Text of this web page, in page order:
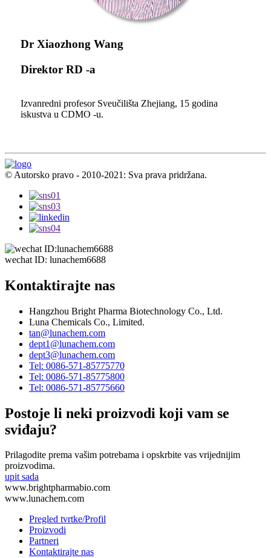
Dr Xiaozhong Wang
Direktor RD -a
Izvanredni profesor Sveučilišta Zhejiang, 15 godina
iskustva u CDMO -u.
© Autorsko pravo - 2010-2021: Sva prava pridržana.
wechat ID: lunachem6688
Kontaktirajte nas
Hangzhou Bright Pharma Biotechnology Co., Ltd.
Luna Chemicals Co., Limited.
tan@lunachem.com
dept1@lunachem.com
dept3@lunachem.com
Tel: 0086-571-85775770
Tel: 0086-571-85775800
Tel: 0086-571-85775660
Postoje li neki proizvodi koji vam se
sviđaju?
Prilagodite prema vašim potrebama i opskrbite vas vrijednijim
proizvodima.
upit sada
www.brightpharmabio.com
www.lunachem.com
Pregled tvrtke/Profil
Proizvodi
Partneri
Kontaktirajte nas